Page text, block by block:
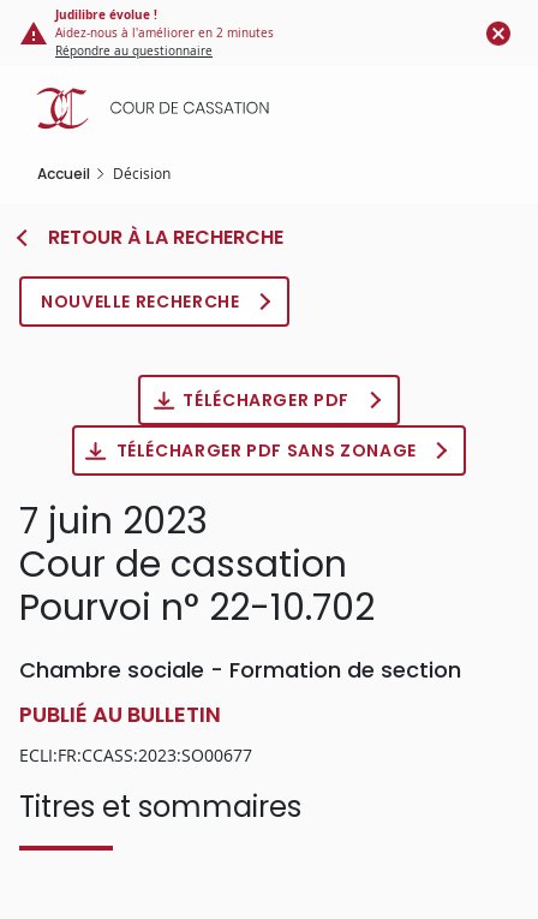
Panneau de gestion des cookies
contenu
principal
Judilibre évolue !
Aidez-nous à l'améliorer en 2 minutes
Répondre au questionnaire
Accueil Décision
RETOUR À LA RECHERCHE
NOUVELLE RECHERCHE
TÉLÉCHARGER PDF
TÉLÉCHARGER PDF SANS ZONAGE
7 juin 2023
Cour de cassation
Pourvoi n° 22-10.702
Chambre sociale - Formation de section
PUBLIÉ AU BULLETIN
ECLI:FR:CCASS:2023:SO00677
Titres et sommaires